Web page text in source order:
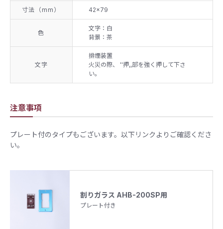
寸法（mm） 42×79
色
文字：白
背景：茶
文字
排煙装置
火災の際、 ''押,,部を強く押して下さ
い。
注意事項
プレート付のタイプもございます。以下リンクよりご確認くださ
い。
割りガラス AHB-200SP用
プレート付き